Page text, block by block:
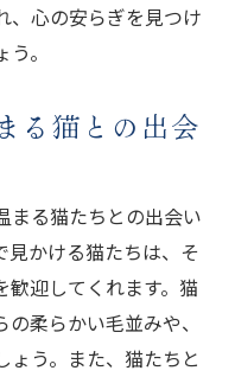
、心の安らぎを見つけ
。
る猫との出会
まる猫たちとの出会い
見かける猫たちは、そ
歓迎してくれます。猫
柔らかい毛並みや、
う。また、猫たちと